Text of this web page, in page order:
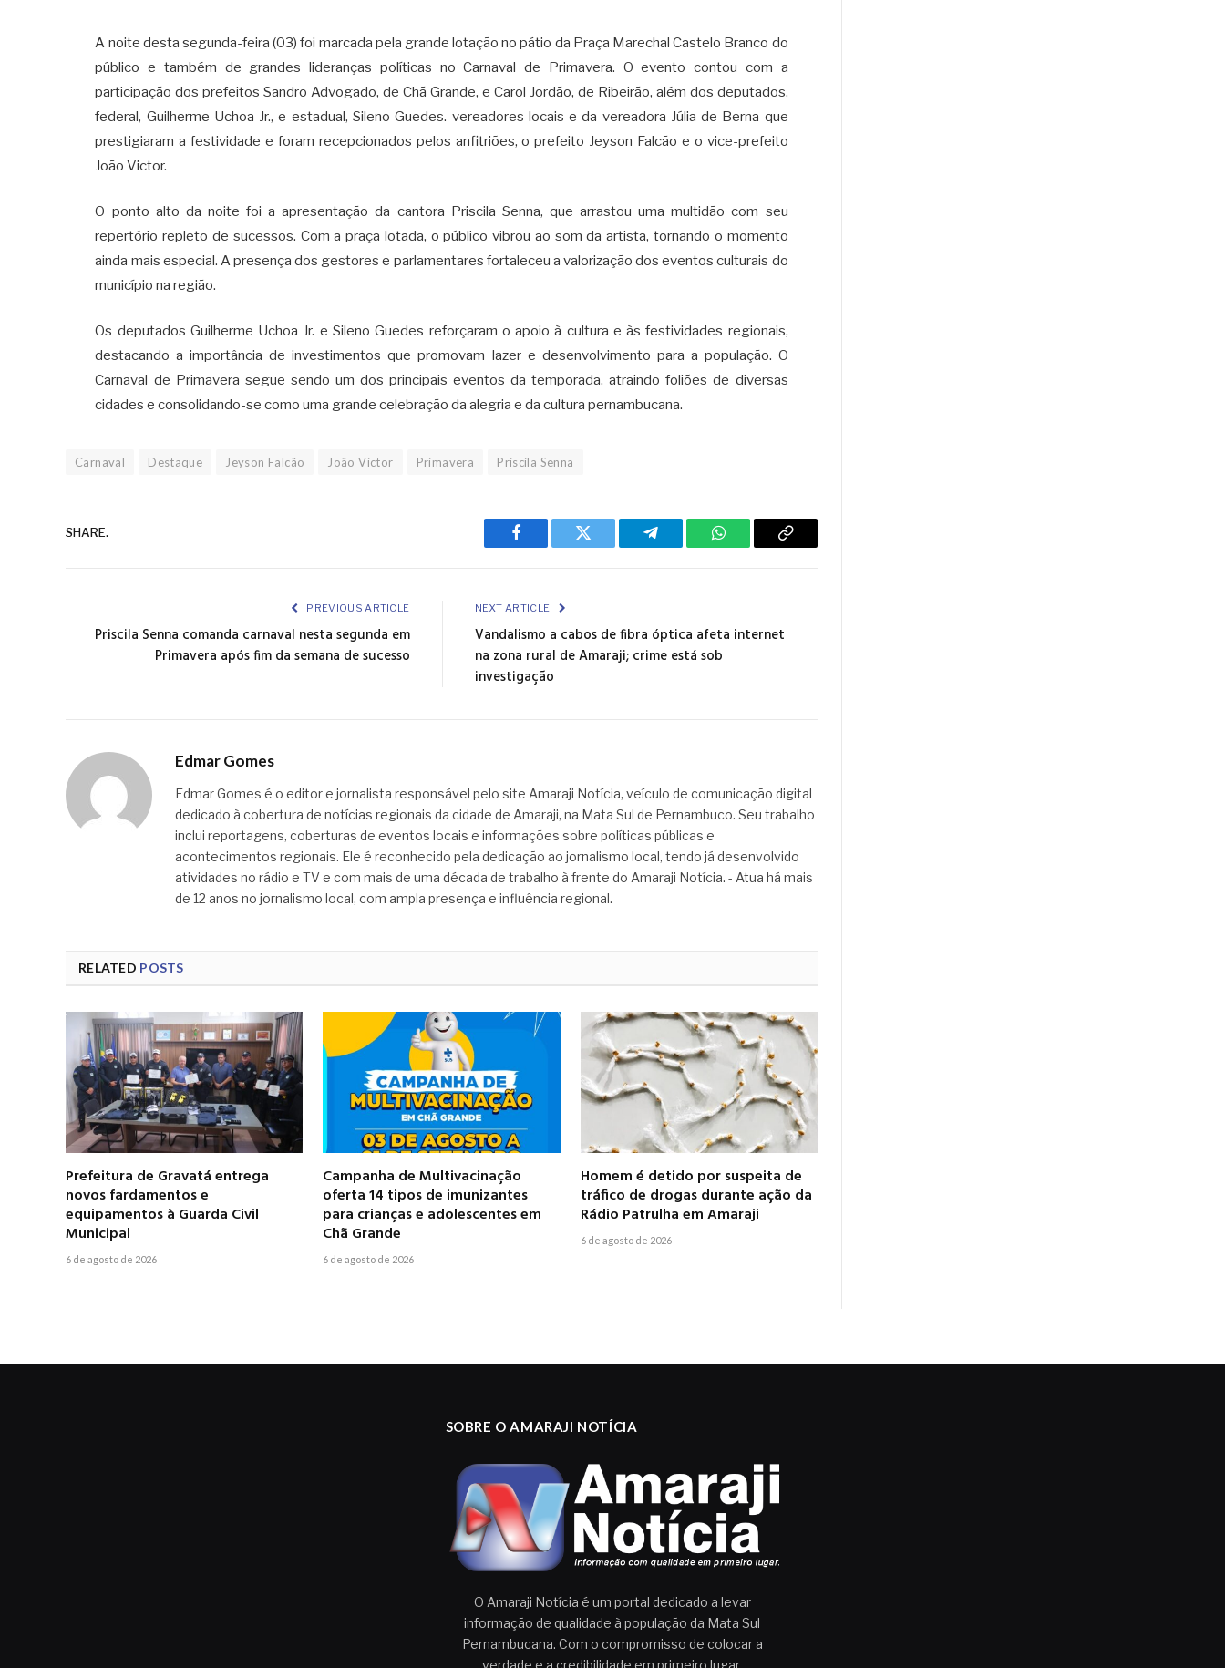
A noite desta segunda-feira (03) foi marcada pela grande lotação no pátio da Praça Marechal Castelo Branco do
público e também de grandes lideranças políticas no Carnaval de Primavera. O evento contou com a
participação dos prefeitos Sandro Advogado, de Chã Grande, e Carol Jordão, de Ribeirão, além dos deputados,
federal, Guilherme Uchoa Jr., e estadual, Sileno Guedes. vereadores locais e da vereadora Júlia de Berna que
prestigiaram a festividade e foram recepcionados pelos anfitriões, o prefeito Jeyson Falcão e o vice-prefeito
João Victor.
O ponto alto da noite foi a apresentação da cantora Priscila Senna, que arrastou uma multidão com seu
repertório repleto de sucessos. Com a praça lotada, o público vibrou ao som da artista, tornando o momento
ainda mais especial. A presença dos gestores e parlamentares fortaleceu a valorização dos eventos culturais do
município na região.
Os deputados Guilherme Uchoa Jr. e Sileno Guedes reforçaram o apoio à cultura e às festividades regionais,
destacando a importância de investimentos que promovam lazer e desenvolvimento para a população. O
Carnaval de Primavera segue sendo um dos principais eventos da temporada, atraindo foliões de diversas
cidades e consolidando-se como uma grande celebração da alegria e da cultura pernambucana.
Carnaval Destaque Jeyson Falcão João Victor Primavera Priscila Senna
SHARE.
Facebook Twitter Telegram WhatsAppCopy
PREVIOUS ARTICLE
Priscila Senna comanda carnaval nesta segunda em
Primavera após fim da semana de sucesso
NEXT ARTICLE
Vandalismo a cabos de fibra óptica afeta internet
na zona rural de Amaraji; crime está sob
investigação
Edmar Gomes
Edmar Gomes é o editor e jornalista responsável pelo site Amaraji Notícia, veículo de comunicação digital
dedicado à cobertura de notícias regionais da cidade de Amaraji, na Mata Sul de Pernambuco. Seu trabalho
inclui reportagens, coberturas de eventos locais e informações sobre políticas públicas e
acontecimentos regionais. Ele é reconhecido pela dedicação ao jornalismo local, tendo já desenvolvido
atividades no rádio e TV e com mais de uma década de trabalho à frente do Amaraji Notícia. - Atua há mais
de 12 anos no jornalismo local, com ampla presença e influência regional.
RELATED POSTS
Prefeitura de Gravatá entrega
novos fardamentos e
equipamentos à Guarda Civil
Municipal
6 de agosto de 2026
Campanha de Multivacinação
oferta 14 tipos de imunizantes
para crianças e adolescentes em
Chã Grande
6 de agosto de 2026
Homem é detido por suspeita de
tráfico de drogas durante ação da
Rádio Patrulha em Amaraji
6 de agosto de 2026
SOBRE O AMARAJI NOTÍCIA
O Amaraji Notícia é um portal dedicado a levar
informação de qualidade à população da Mata Sul
Pernambucana. Com o compromisso de colocar a